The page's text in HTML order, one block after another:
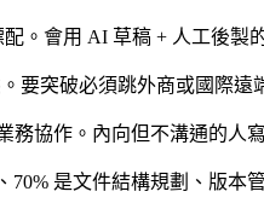
配。會用 AI 草稿 + 人工後製
要突破必須跳外商或國際遠
務協作。內向但不溝通的人
70% 是文件結構規劃、版本